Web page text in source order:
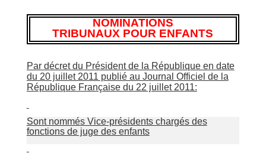
NOMINATIONS
TRIBUNAUX POUR ENFANTS
Par décret du Président de la République en date
du 20 juillet 2011 publié au Journal Officiel de la
République Française du 22 juillet 2011:
Sont nommés Vice-présidents chargés des
fonctions de juge des enfants